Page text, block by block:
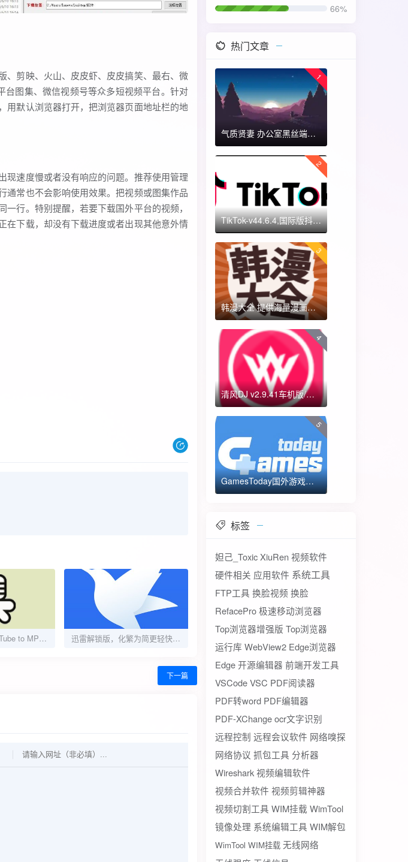
、剪映、火山、皮皮虾、皮皮搞笑、最右、微
图集、微信视频号等众多短视频平台。针对
用默认浏览器打开，把浏览器页面地址栏的地
现速度慢或者没有响应的问题。推荐使用管理
通常也不会影响使用效果。把视频或图集作品
行。特别提醒，若要下载国外平台的视频，
在下载，却没有下载进度或者出现其他意外情
MediaHuman YouTube to MP3 v3.9.18 多语便携版 迅雷解锁版，化繁为简更轻快，满速下载!
下一篇
66%
热门文章
1
气质贤妻 办公室黑丝端木蓉 国漫女神 ​​​
2
TikTok-v44.6.4,国际版抖音海外畅享,免拔卡体验!附保姆级详细使用指南
3
韩漫大全 提供海量漫画资源
4
清风DJ v2.9.41车机版/手机版-全方位DJ舞曲
5
GamesToday国外游戏下载器 不需要T子
标签
妲己_ToxicXiuRen 视频软件
硬件相关 应用软件 系统工具
FTP工具 换脸视频 换脸
RefacePro极速移动浏览器
Top浏览器增强版 Top浏览器
运行库 WebView2 Edge浏览器
Edge开源编辑器 前端开发工具
VSCodeVSC PDF阅读器
PDF转word PDF编辑器
PDF-XChangeocr文字识别
远程控制 远程会议软件 网络嗅探
网络协议 抓包工具 分析器
Wireshark视频编辑软件
视频合并软件 视频剪辑神器
视频切割工具 WIM挂载 WimTool
镜像处理 系统编辑工具 WIM解包
WimTool WIM挂载 无线网络